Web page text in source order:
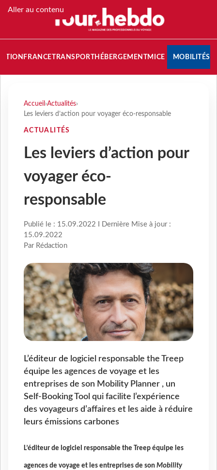
Aller au contenu
FRANCETRANSPORT HÉBERGEMENTMICE MOBILITÉS
Accueil ›Actualités›
Les leviers d’action pour voyager éco-responsable
ACTUALITÉS
Les leviers d’action pour
voyager éco-
responsable
Publié le : 15.09.2022 I Dernière Mise à jour :
15.09.2022
Par Rédaction
L’éditeur de logiciel responsable the Treep
équipe les agences de voyage et les
entreprises de son Mobility Planner , un
Self-Booking Tool qui facilite l’expérience
des voyageurs d’affaires et les aide à réduire
leurs émissions carbones
L’éditeur de logiciel responsable the Treep équipe les
agences de voyage et les entreprises de son Mobility